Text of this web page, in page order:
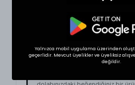
48
BEDEN VE UYUMLULUK
Tekstil ürünlerinde beden seçimi
Yalnızca mobil uygulama üzerinden
geçerlidir. Mevcut üyelikler ve üyeliksiz
değildir.